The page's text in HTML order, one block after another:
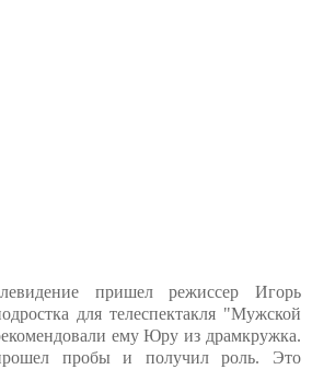
пришел режиссер Игорь
для телеспектакля "Мужской
ему Юру из драмкружка.
пробы и получил роль. Это